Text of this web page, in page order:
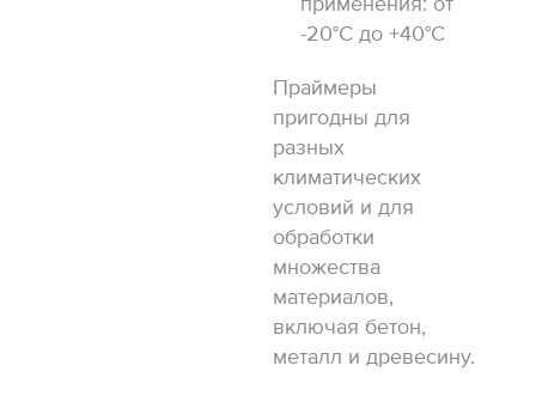
-20°C до +40°C
Праймеры
пригодны для
разных
климатических
условий и для
обработки
множества
материалов,
включая бетон,
металл и древесину.